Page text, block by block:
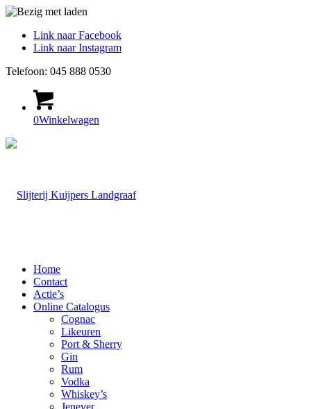
Link naar Facebook
Link naar Instagram
Telefoon: 045 888 0530
0Winkelwagen
Home
Contact
Actie’s
Online Catalogus
Cognac
Likeuren
Port & Sherry
Gin
Rum
Vodka
Whiskey’s
Jenever